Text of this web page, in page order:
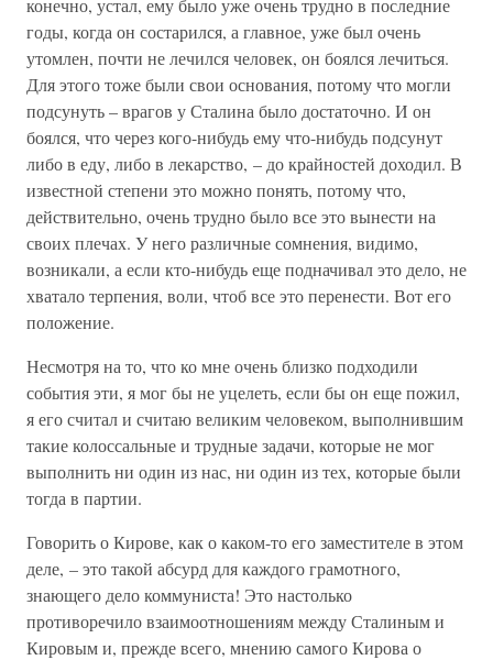
конечно, устал, ему было уже очень трудно в последние
годы, когда он состарился, а главное, уже был очень
утомлен, почти не лечился человек, он боялся лечиться.
Для этого тоже были свои основания, потому что могли
подсунуть – врагов у Сталина было достаточно. И он
боялся, что через кого-нибудь ему что-нибудь подсунут
либо в еду, либо в лекарство, – до крайностей доходил. В
известной степени это можно понять, потому что,
действительно, очень трудно было все это вынести на
своих плечах. У него различные сомнения, видимо,
возникали, а если кто-нибудь еще подначивал это дело, не
хватало терпения, воли, чтоб все это перенести. Вот его
положение.
Несмотря на то, что ко мне очень близко подходили
события эти, я мог бы не уцелеть, если бы он еще пожил,
я его считал и считаю великим человеком, выполнившим
такие колоссальные и трудные задачи, которые не мог
выполнить ни один из нас, ни один из тех, которые были
тогда в партии.
Говорить о Кирове, как о каком-то его заместителе в этом
деле, – это такой абсурд для каждого грамотного,
знающего дело коммуниста! Это настолько
противоречило взаимоотношениям между Сталиным и
Кировым и, прежде всего, мнению самого Кирова о